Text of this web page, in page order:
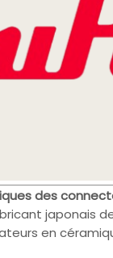
des
japonais
en